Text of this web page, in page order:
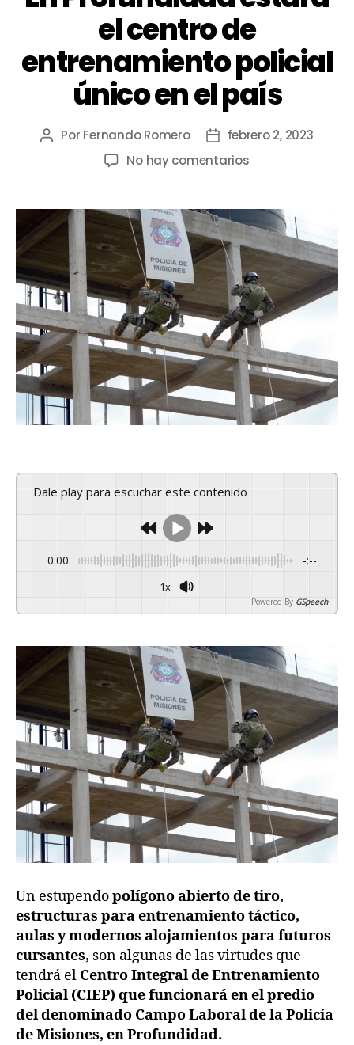
el centro de
entrenamiento policial
único en el país
Por Fernando Romero
febrero 2, 2023
No hay comentarios
Dale play para escuchar este contenido
0:00 -:--
1x
Powered By GSpeech
Un estupendopolígono abierto de tiro,
estructuras para entrenamiento táctico,
aulas y modernos alojamientos para futuros
cursantes, son algunas de las virtudes que
tendrá el Centro Integral de Entrenamiento
Policial (CIEP) que funcionará en el predio
del denominado Campo Laboral de la Policía
de Misiones, en Profundidad.